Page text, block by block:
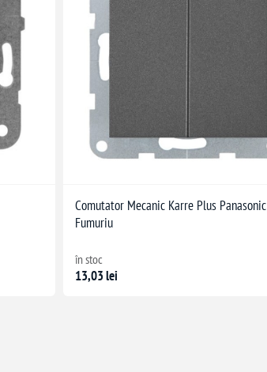
Comutator Mecanic Karre Plus Panasonic
Fumuriu
în stoc
13,03 lei